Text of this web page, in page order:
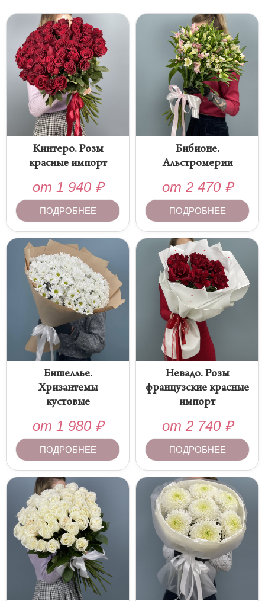
Кинтеро. Розы
красные импорт
от 1 940₽
ПОДРОБНЕЕ
Бибионе.
Альстромерии
от 2 470₽
ПОДРОБНЕЕ
Бишеллье.
Хризантемы
кустовые
от 1 980₽
ПОДРОБНЕЕ
Невадо. Розы
французские красные
импорт
от 2 740₽
ПОДРОБНЕЕ